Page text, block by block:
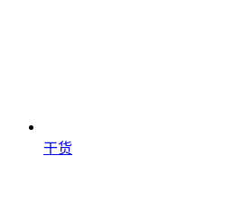
干货